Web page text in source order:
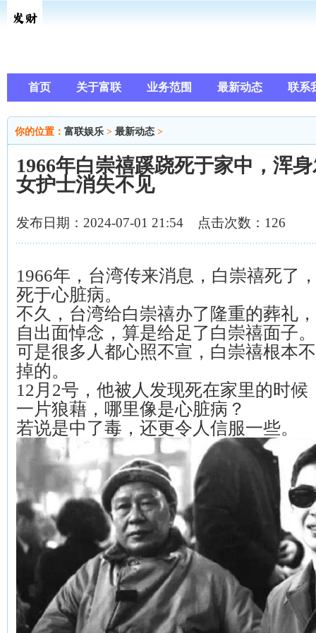
首页 关于富联 业务范围 最新动态 联系
你的位置： 富联娱乐 > 最新动态 >
1966年白崇禧蹊跷死于家中，浑
女护士消失不见
发布日期：2024-07-01 21:54 点击次数：126
1966年，台湾传来消息，白崇禧死了
死于心脏病。
不久，台湾给白崇禧办了隆重的葬礼
自出面悼念，算是给足了白崇禧面子。
可是很多人都心照不宣，白崇禧根本
掉的。
12月2号，他被人发现死在家里的时候
一片狼藉，哪里像是心脏病？
若说是中了毒，还更令人信服一些。